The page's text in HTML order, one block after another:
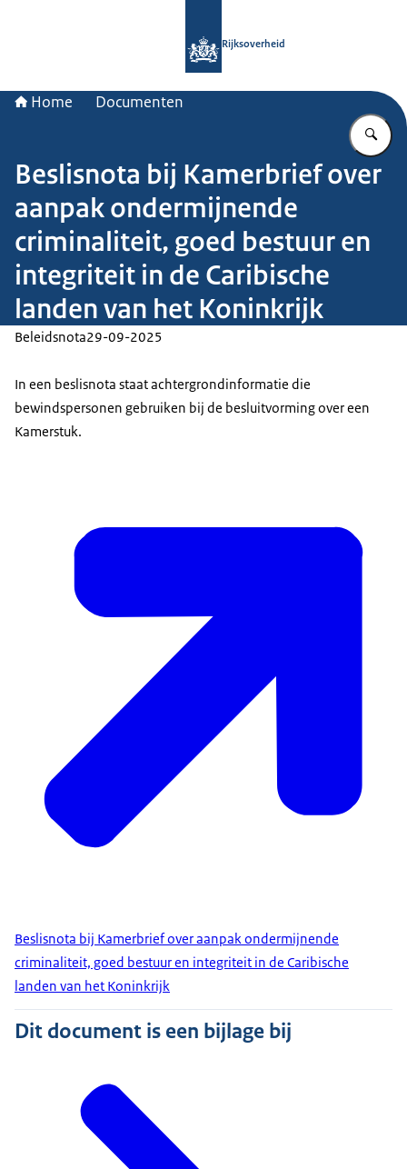
Rijksoverheid
Home Documenten
Beslisnota bij Kamerbrief over
aanpak ondermijnende
criminaliteit, goed bestuur en
integriteit in de Caribische
landen van het Koninkrijk
Beleidsnota29-09-2025
In een beslisnota staat achtergrondinformatie die
bewindspersonen gebruiken bij de besluitvorming over een
Kamerstuk.
Beslisnota bij Kamerbrief over aanpak ondermijnende
criminaliteit, goed bestuur en integriteit in de Caribische
landen van het Koninkrijk
Dit document is een bijlage bij